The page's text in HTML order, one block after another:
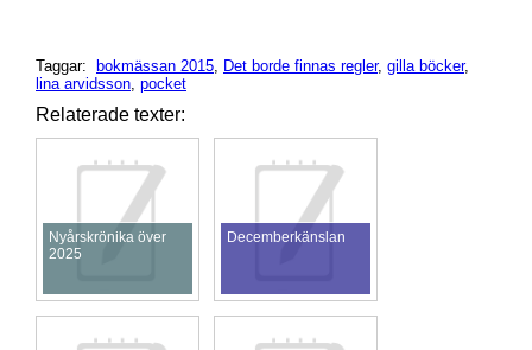
Taggar: bokmässan 2015, Det borde finnas regler, gilla böcker,
lina arvidsson, pocket
Relaterade texter:
Nyårskrönika över
2025
Decemberkänslan